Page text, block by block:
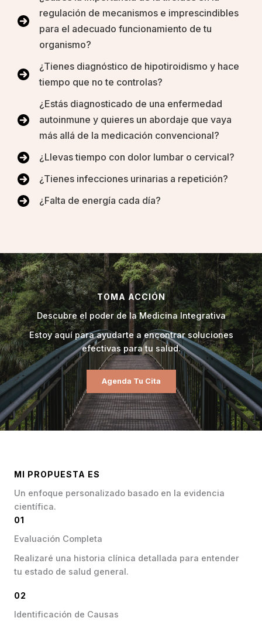
regulación de mecanismos e imprescindibles
para el adecuado funcionamiento de tu
organismo?
¿Tienes diagnóstico de hipotiroidismo y hace
tiempo que no te controlas?
¿Estás diagnosticado de una enfermedad
autoinmune y quieres un abordaje que vaya
más allá de la medicación convencional?
¿Llevas tiempo con dolor lumbar o cervical?
¿Tienes infecciones urinarias a repetición?
¿Falta de energía cada día?
TOMA ACCIÓN
Descubre el poder de la Medicina Integrativa
Estoy aquí para ayudarte a encontrar soluciones
efectivas para tu salud.
Agenda Tu Cita
MI PROPUESTA ES
Un enfoque personalizado basado en la evidencia
científica.
01
Evaluación Completa
Realizaré una historia clínica detallada para entender
tu estado de salud general.
02
Identificación de Causas